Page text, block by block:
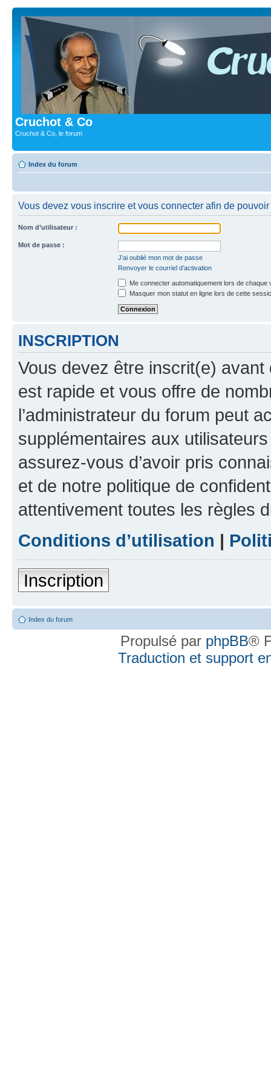
Cruchot & Co
Cruchot & Co, le forum
Index du forum
Vous devez vous inscrire et vous connecter afin de
Nom d’utilisateur :
Mot de passe :
J’ai oublié mon mot de passe
Renvoyer le courriel d’activation
Me connecter automatiquement lors de chaque
Masquer mon statut en ligne lors de cette
INSCRIPTION
Vous devez être inscrit(e) avant
est rapide et vous offre de
l’administrateur du forum peut
supplémentaires aux
assurez-vous d’avoir pris
et de notre politique de
attentivement toutes les règles
Conditions d’utilisation |
Inscription
Index du forum
Propulsé par phpBB®
Traduction et support